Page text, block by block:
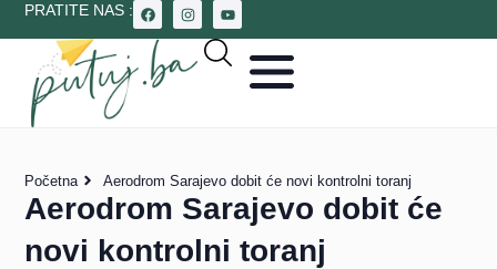
PRATITE NAS :
Početna Aerodrom Sarajevo dobit će novi kontrolni toranj
Aerodrom Sarajevo dobit će
novi kontrolni toranj